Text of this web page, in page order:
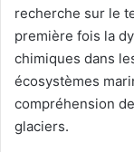
recherche sur le
première fois la
chimiques dans
écosystèmes
compréhension
glaciers.